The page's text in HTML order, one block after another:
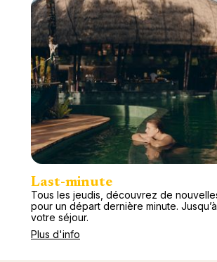
Last-minute
Tous les jeudis, découvrez de
pour un départ dernière minute.
votre séjour.
Plus d'info